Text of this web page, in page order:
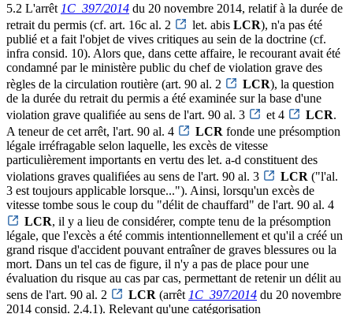
5.2 L'arrêt 1C_397/2014 du 20 novembre 2014, relatif à la durée de
retrait du permis (cf. art. 16c al. 2
let. abis LCR), n'a pas été
publié et a fait l'objet de vives critiques au sein de la doctrine (cf.
infra consid. 10). Alors que, dans cette affaire, le recourant avait été
condamné par le ministère public du chef de violation grave des
règles de la circulation routière (art. 90 al. 2
LCR), la question
de la durée du retrait du permis a été examinée sur la base d'une
violation grave qualifiée au sens de l'art. 90 al. 3
et 4 LCR.
A teneur de cet arrêt, l'art. 90 al. 4
LCR fonde une présomption
légale irréfragable selon laquelle, les excès de vitesse
particulièrement importants en vertu des let. a-d constituent des
violations graves qualifiées au sens de l'art. 90 al. 3
LCR ("l'al.
3 est toujours applicable lorsque..."). Ainsi, lorsqu'un excès de
vitesse tombe sous le coup du "délit de chauffard" de l'art. 90 al. 4
LCR, il y a lieu de considérer, compte tenu de la présomption
légale, que l'excès a été commis intentionnellement et qu'il a créé un
grand risque d'accident pouvant entraîner de graves blessures ou la
mort. Dans un tel cas de figure, il n'y a pas de place pour une
évaluation du risque au cas par cas, permettant de retenir un délit au
sens de l'art. 90 al. 2
LCR (arrêt 1C_397/2014 du 20 novembre
2014 consid. 2.4.1). Relevant qu'une catégorisation